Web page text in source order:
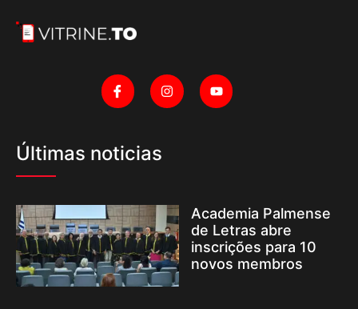
Últimas noticias
Academia Palmense
de Letras abre
inscrições para 10
novos membros